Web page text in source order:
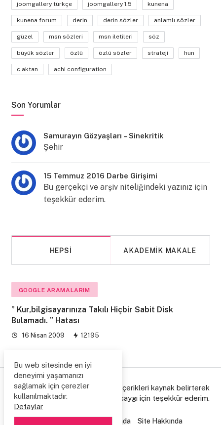
joomgallery türkçe joomgallery 1.5 kunena
kunena forum derin derin sözler anlamlı sözler
güzel msn sözleri msn iletileri söz
büyük sözler özlü özlü sözler strateji hun
c.aktan achi configuration
Son Yorumlar
Samurayın Gözyaşları – Sinekritik
Şehir
15 Temmuz 2016 Darbe Girişimi
Bu gerçekçi ve arşiv niteliğindeki yazınız için
teşekkür ederim.
HEPSI AKADEMIK MAKALE
GOOGLE ARAMALARIM
” Kur,bilgisayarınıza Takılı Hiçbir Sabit Disk
Bulamadı. ” Hatası
16 Nisan 2009 12195
© Copyright 2006/2026. Lütfen içerikleri kaynak belirterek
paylaşınız, emeğe gösterdiğiniz saygı için teşekkür ederim.
Hakkımda Site Hakkında
Bu web sitesinde en iyi
deneyimi yaşamanızı
sağlamak için çerezler
kullanılmaktadır.
Detaylar